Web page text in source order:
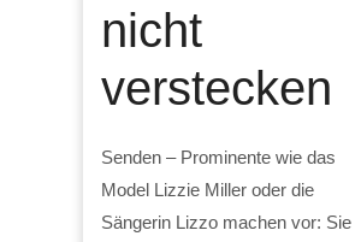
nicht
verstecken
Senden – Prominente wie das
Model Lizzie Miller oder die
Sängerin Lizzo machen vor: Sie